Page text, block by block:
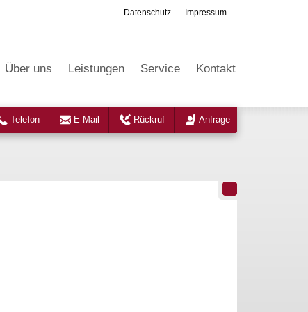
Datenschutz Impressum
Über uns Leistungen Service Kontakt
Telefon E-Mail Rückruf Anfrage